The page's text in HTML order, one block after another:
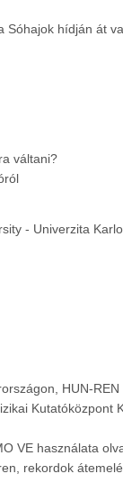
hídján át
váltani?
- Univerzita
HUN-
VE használata
rekordok